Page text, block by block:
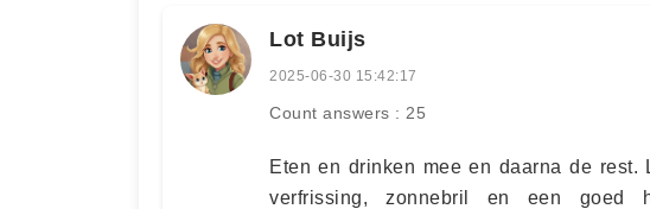
Lot Buijs
2025-06-30 15:42:17
Count answers : 25
Eten en drinken mee en daarna de rest.
verfrissing, zonnebril en een goed